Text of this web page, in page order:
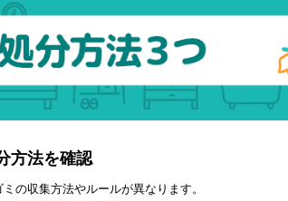
方法を確認
の収集方法やルールが異なります。